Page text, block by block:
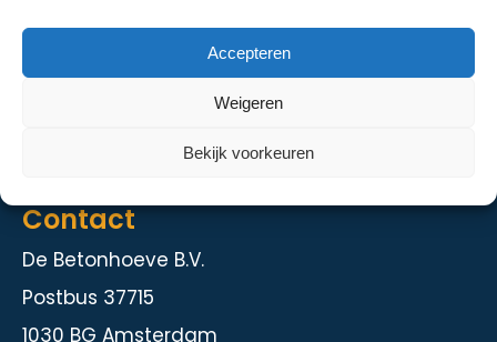
Accepteren
Weigeren
Bekijk voorkeuren
Diensten
Kelder en staalbouw
Herstelmethodieken
Contact
De Betonhoeve B.V.
Postbus 37715
1030 BG Amsterdam